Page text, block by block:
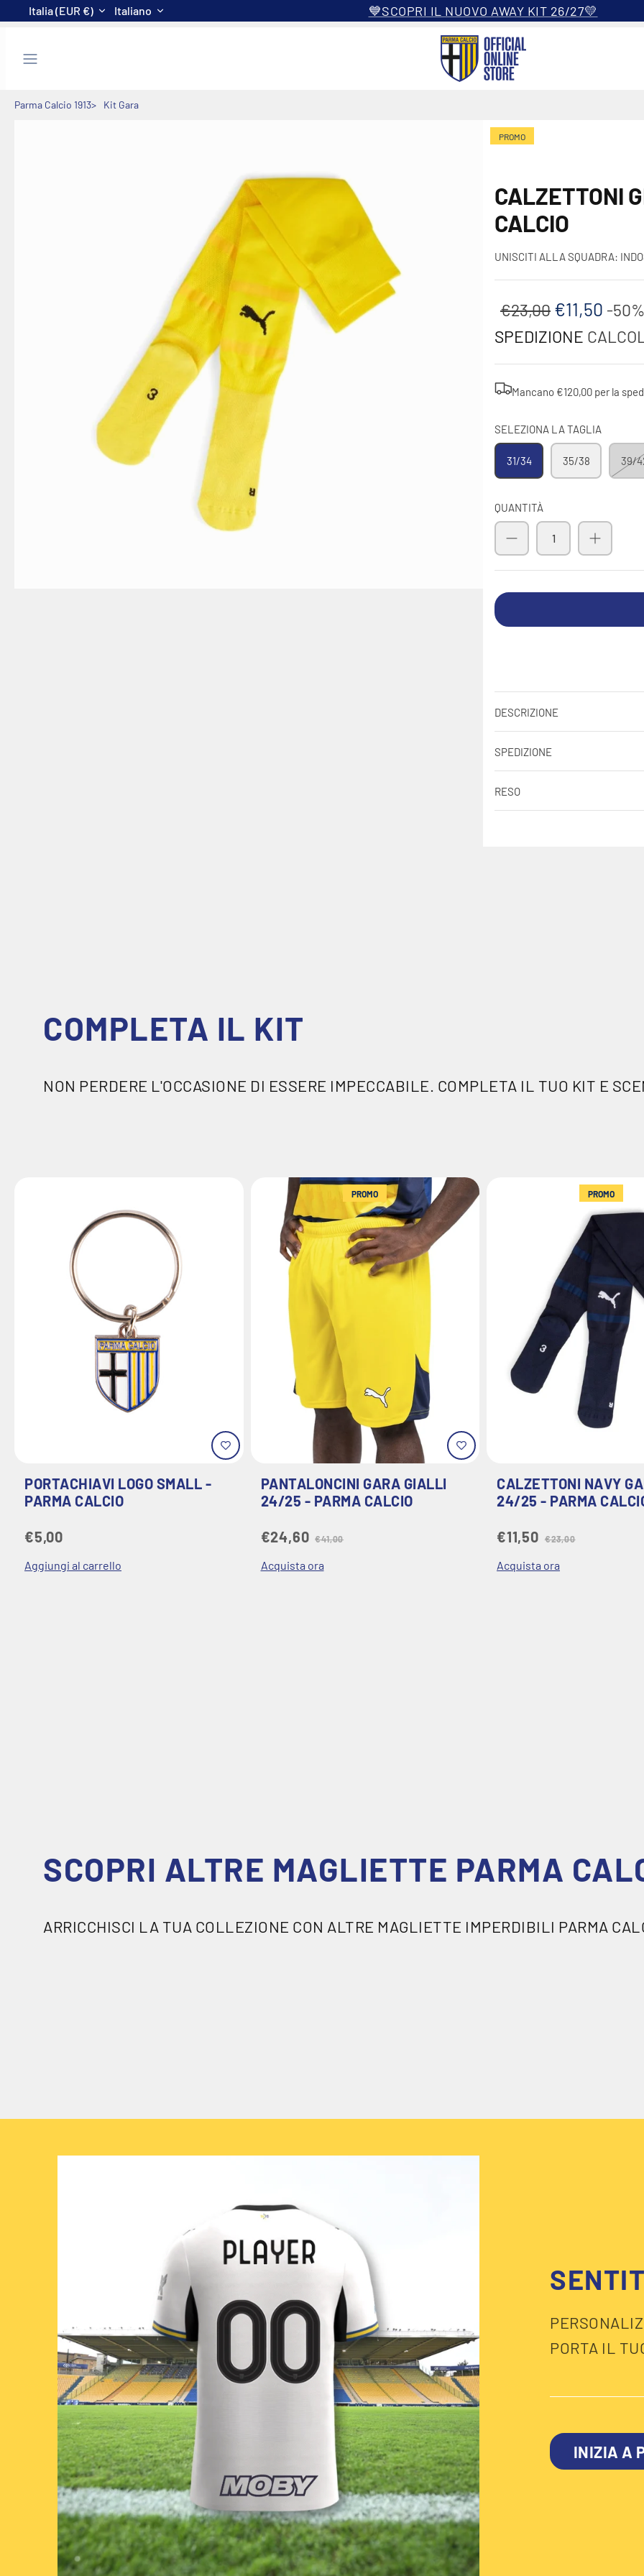
al
Valuta
Italia (EUR €) Lingua
Italiano 💙SCOPRI IL NUOVO AWAY KIT 26/27💛
💛AWAY KIT 2026/27💙
Un design che nasce dagli spazi urbani di Parma e ne
Parma Calcio 1913 Kit Gara
PROMO
CALZETTONI
CALCIO
UNISCITI ALLA SQUADRA:
€23,00 €11,50 -50%
SPEDIZIONE
Mancano €120,00 per la
SELEZIONA LA TAGLIA
31/34 35/38 39/
QUANTITÀ
DESCRIZIONE
SPEDIZIONE
RESO
COMPLETA IL KIT
NON PERDERE L'OCCASIONE DI ESSERE IMPECCABILE. COMPLETA IL TUO KIT E
PORTACHIAVI LOGO SMALL -
PARMA CALCIO
€5,00
Aggiungi al carrello
PROMO
PANTALONCINI GARA GIALLI
24/25 - PARMA CALCIO
€24,60 €41,00
Acquista ora
PROMO
CALZETTONI NAVY
24/25 - PARMA
€11,50 €23,00
Acquista ora
SCOPRI ALTRE MAGLIETTE PARMA
ARRICCHISCI LA TUA COLLEZIONE CON ALTRE MAGLIETTE IMPERDIBILI PARMA
PORTA IL
INIZIA A